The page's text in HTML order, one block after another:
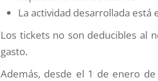
La actividad desarrollada está
Los tickets no son deducibles al
gasto.
Además, desde el 1 de enero